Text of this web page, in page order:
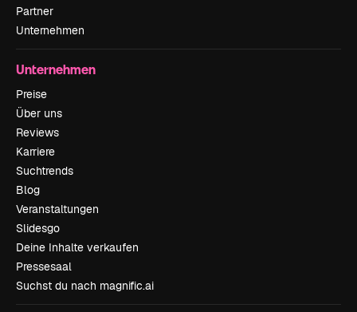
Partner
Unternehmen
Unternehmen
Preise
Über uns
Reviews
Karriere
Suchtrends
Blog
Veranstaltungen
Slidesgo
Deine Inhalte verkaufen
Pressesaal
Suchst du nach magnific.ai